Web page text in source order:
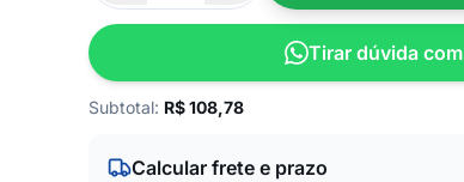
Tirar dúvida
Subtotal: R$108,78
Calcular frete e prazo